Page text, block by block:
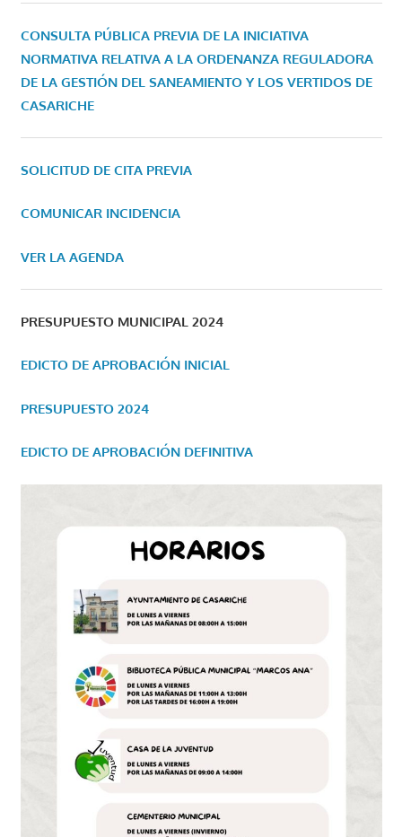
CONSULTA PÚBLICA PREVIA DE LA INICIATIVA
NORMATIVA RELATIVA A LA ORDENANZA REGULADORA
DE LA GESTIÓN DEL SANEAMIENTO Y LOS VERTIDOS DE
CASARICHE
SOLICITUD DE CITA PREVIA
COMUNICAR INCIDENCIA
VER LA AGENDA
PRESUPUESTO MUNICIPAL 2024
EDICTO DE APROBACIÓN INICIAL
PRESUPUESTO 2024
EDICTO DE APROBACIÓN DEFINITIVA